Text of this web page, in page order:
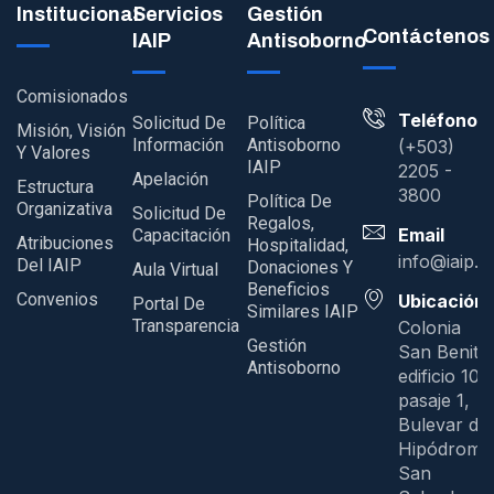
Institucional
Comisionados
Misión, Visión
Y Valores
Estructura
Organizativa
Atribuciones
Del IAIP
Convenios
Servicios
IAIP
Solicitud De
Información
Apelación
Solicitud De
Capacitación
Aula Virtual
Portal De
Transparencia
Gestión
Antisoborno
Política
Antisoborno
IAIP
Política De
Regalos,
Hospitalidad,
Donaciones Y
Beneficios
Similares IAIP
Gestión
Antisoborno
Contáctenos
Teléfono
(+503)
2205 -
3800
Email
Ubicación
Colonia
San Benito,
edificio
pasaje 1,
Bulevar del
San